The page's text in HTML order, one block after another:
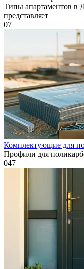
Типы апартаментов в
представляет
07
Комплектующие для
Профили для
047